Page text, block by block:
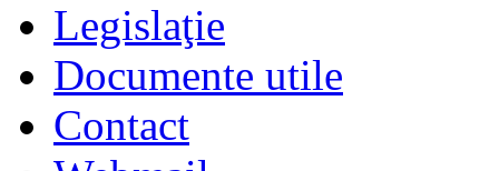
Legislaţie
Documente utile
Contact